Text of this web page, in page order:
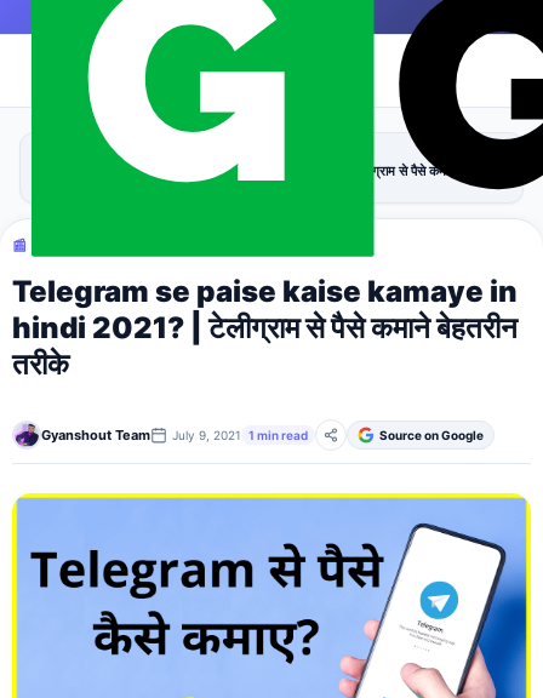
Skip to content |
Make Money
Telegram se paise kaise kamaye in hindi 2021? | टेलीग्राम से पैसे कमाने बेहतरीन
📰 MAKE MONEY
Telegram se paise kaise kamaye in
hindi 2021? | टेलीग्राम से पैसे कमाने बेहतरीन
तरीके
Gyanshout Team July 9, 2021 1 min read Source on Google